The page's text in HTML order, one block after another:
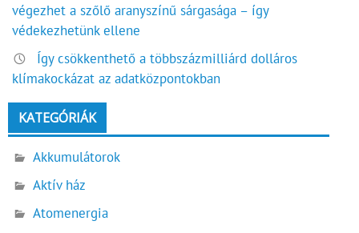
végezhet a szőlő aranyszínű sárgasága – így
védekezhetünk ellene
Így csökkenthető a többszázmilliárd dolláros
klímakockázat az adatközpontokban
KATEGÓRIÁK
Akkumulátorok
Aktív ház
Atomenergia